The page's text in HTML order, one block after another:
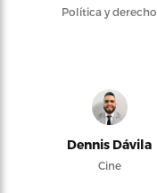
Política y derecho
Dennis Dávila
Cine